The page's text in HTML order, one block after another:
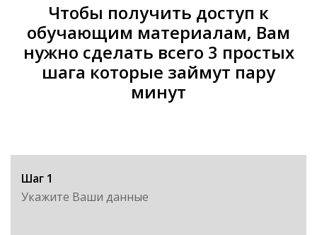
Чтобы получить доступ к
обучающим материалам, Вам
нужно сделать всего 3 простых
шага которые займут пару
минут
Шаг 1
Укажите Ваши данные